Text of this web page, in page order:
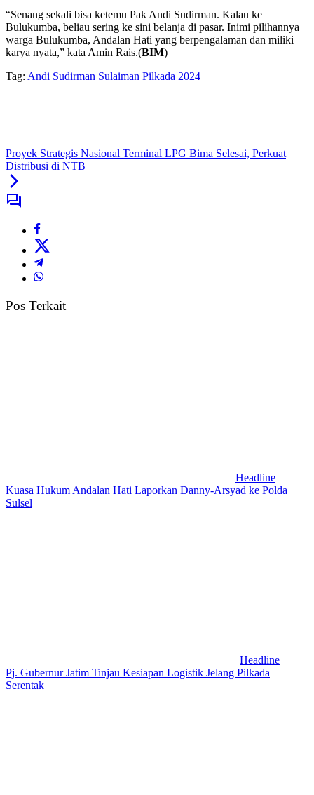
“Senang sekali bisa ketemu Pak Andi Sudirman. Kalau ke
Bulukumba, beliau sering ke sini belanja di pasar. Inimi pilihannya
warga Bulukumba, Andalan Hati yang berpengalaman dan miliki
karya nyata,” kata Amin Rais.(BIM)
Tag: Andi Sudirman Sulaiman Pilkada 2024
Proyek Strategis Nasional Terminal LPG Bima Selesai, Perkuat
Distribusi di NTB
Pos Terkait
Headline
Kuasa Hukum Andalan Hati Laporkan Danny-Arsyad ke Polda
Sulsel
Headline
Pj. Gubernur Jatim Tinjau Kesiapan Logistik Jelang Pilkada
Serentak